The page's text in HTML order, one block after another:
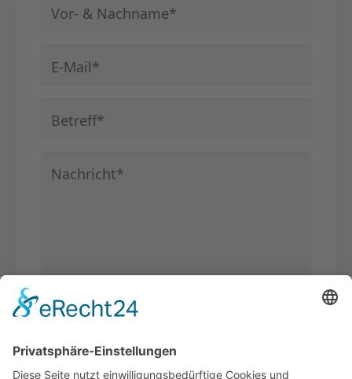
Pflichtfeld
Vor- & Nachname*
Pflichtfeld
E-Mail*
Pflichtfeld
Betreff*
Pflichtfeld
Nachricht*
die Summe aus 5 und 9?